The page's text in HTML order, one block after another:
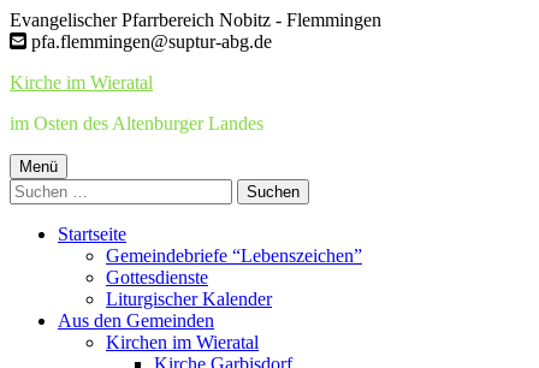
Springe
zum
Evangelischer Pfarrbereich Nobitz - Flemmingen
pfa.flemmingen@suptur-abg.de
Kirche im Wieratal
im Osten des Altenburger Landes
Primäres
Menü
Menü
Suchen
nach:
Startseite
Gemeindebriefe “Lebenszeichen”
Gottesdienste
Liturgischer Kalender
Aus den Gemeinden
Kirchen im Wieratal
Kirche Garbisdorf